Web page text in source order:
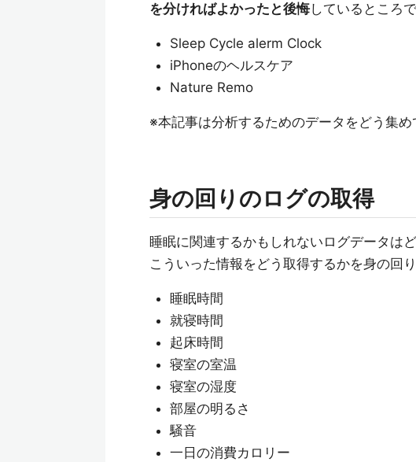
を分ければよかったと後悔しているところで
Sleep Cycle alerm Clock
iPhoneのヘルスケア
Nature Remo
※本記事は分析するためのデータをどう集め
身の回りのログの取得
睡眠に関連するかもしれないログデータは
こういった情報をどう取得するかを身の回
睡眠時間
就寝時間
起床時間
寝室の室温
寝室の湿度
部屋の明るさ
騒音
一日の消費カロリー